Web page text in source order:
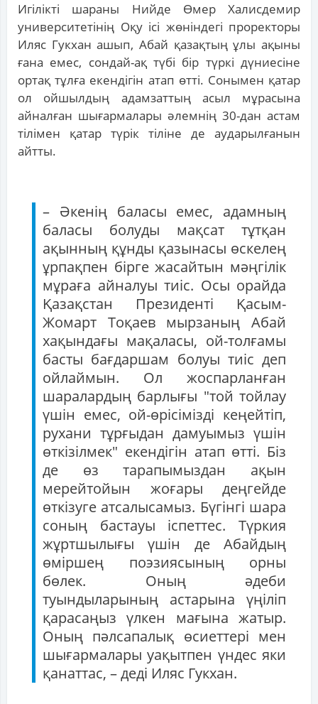
Игілікті шараны Нийде Өмер Халисдемир
университетінің Оқу ісі жөніндегі проректоры
Иляс Гукхан ашып, Абай қазақтың ұлы ақыны
ғана емес, сондай-ақ түбі бір түркі дүниесіне
ортақ тұлға екендігін атап өтті. Сонымен қатар
ол ойшылдың адамзаттың асыл мұрасына
айналған шығармалары әлемнің 30-дан астам
тілімен қатар түрік тіліне де аударылғанын
айтты.
– Әкенің баласы емес, адамның
баласы болуды мақсат тұтқан
ақынның құнды қазынасы өскелең
ұрпақпен бірге жасайтын мәңгілік
мұраға айналуы тиіс. Осы орайда
Қазақстан Президенті Қасым-
Жомарт Тоқаев мырзаның Абай
хақындағы мақаласы, ой-толғамы
басты бағдаршам болуы тиіс деп
ойлаймын. Ол жоспарланған
шаралардың барлығы "той тойлау
үшін емес, ой-өрісімізді кеңейтіп,
рухани тұрғыдан дамуымыз үшін
өткізілмек" екендігін атап өтті. Біз
де өз тарапымыздан ақын
мерейтойын жоғары деңгейде
өткізуге атсалысамыз. Бүгінгі шара
соның бастауы іспеттес. Түркия
жұртшылығы үшін де Абайдың
өміршең поэзиясының орны
бөлек. Оның әдеби
туындыларының астарына үңіліп
қарасаңыз үлкен мағына жатыр.
Оның пәлсапалық өсиеттері мен
шығармалары уақытпен үндес яки
қанаттас, – деді Иляс Гукхан.